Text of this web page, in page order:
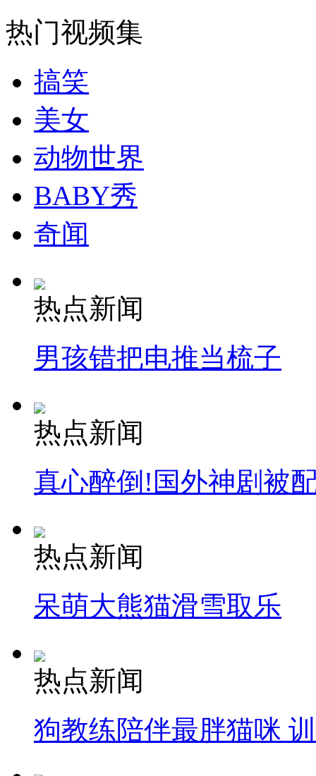
司机酒驾遇交警 急速倒车逃窜
热门视频集
搞笑
美女
动物世界
BABY秀
奇闻
热点新闻
男孩错把电推当梳子
热点新闻
真心醉倒!国外神剧被
热点新闻
呆萌大熊猫滑雪取乐
热点新闻
狗教练陪伴最胖猫咪